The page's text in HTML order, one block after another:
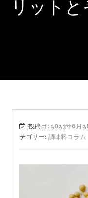
リット
投稿日: 2023年6月
テゴリー: 調味料コラム